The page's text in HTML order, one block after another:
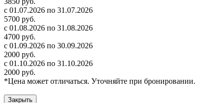
с 01.07.2026 по 31.07.2026
5700 руб.
с 01.08.2026 по 31.08.2026
4700 руб.
с 01.09.2026 по 30.09.2026
2000 руб.
с 01.10.2026 по 31.10.2026
2000 руб.
*Цена может отличаться. Уточняйте при бронировании.
Закрыть